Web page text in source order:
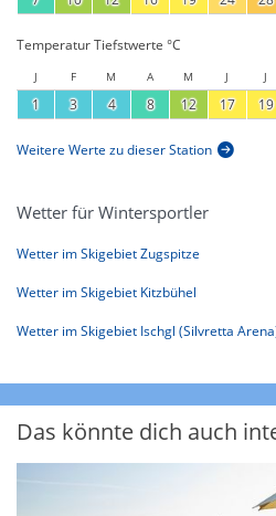
Temperatur Tiefstwerte °C
J F M A M J J
1 3 4 8 12 17 19
Weitere Werte zu dieser Station
Wetter für Wintersportler
Wetter im Skigebiet Zugspitze
Wetter im Skigebiet Kitzbühel
Wetter im Skigebiet Ischgl (Silvretta
Das könnte dich auch